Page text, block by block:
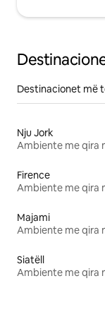
Destinacionet më
Nju Jork
Ambiente me qira
Firence
Ambiente me qira
Majami
Ambiente me qira
Siatëll
Ambiente me qira